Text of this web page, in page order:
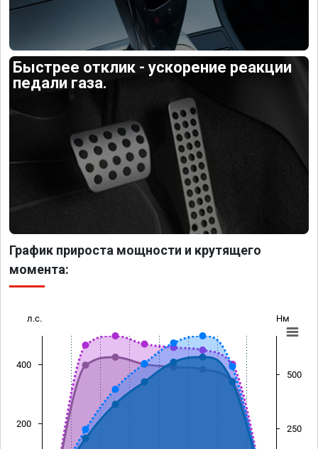
Быстрее отклик - ускорение реакции
педали газа.
График прироста мощности и крутящего
момента:
л.с. Нм
200
400
250
500